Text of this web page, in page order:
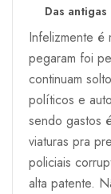
Das antigas
Infelizmente é
pegaram foi
continuam
políticos e
sendo gastos
viaturas pra
policiais
alta patente.